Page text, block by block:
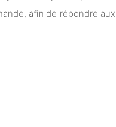
afin de répondre aux